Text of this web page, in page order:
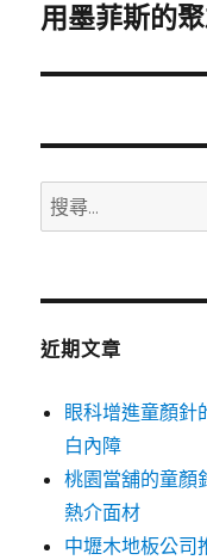
一
文
用墨菲斯的
搜
尋
鍵
近期文章
眼科增進童顏針
白內障
桃園當舖的童顏
熱介面材
中壢木地板公司